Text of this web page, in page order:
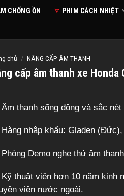
CHỐNG ỒN PHIM CÁCH NHIỆT
chủ / NÂNG CẤP ÂM THANH
cấp âm thanh xe Honda
Âm thanh sống động và sắc nét
Hàng nhập khẩu: Gladen
Phòng Demo nghe thử âm
Kỹ thuật viên hơn 10 năm kinh
viên nước ngoài.